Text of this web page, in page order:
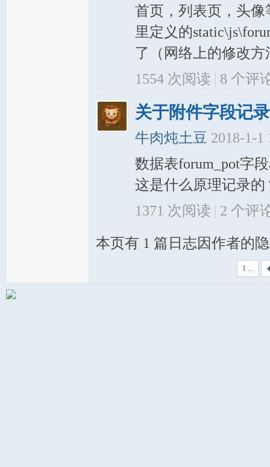
首页，列表页，头像
里定义的
了（网络上的修改方
1554 次阅读 | 8 个评
关于附件字段记
牛肉炖土豆 2018-1-1
数据表forum_pot字
这是什么原理记录
1371 次阅读 | 2 个评
本页有 1 篇日志因作者的
1 ...